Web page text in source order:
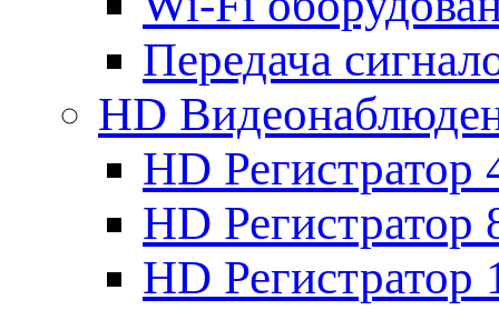
Передача
HD
HD Регистратор
HD Регистратор
HD Регистратор